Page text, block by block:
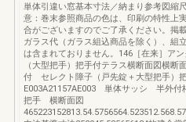
単体引違い窓基本寸法／納まり参考図縮
意：巻末参照商品の色は、印刷の特性上
合がございますのでご了承ください。掲
ガラス代（ガラス組込商品を除く）、組
は含まれておりません。146［在来］ア
（大型把手）把手付テラス横断面図横断
付 セレクト障子（戸先錠＋大型把手）
E003A21157AE003 単体サッシ 半外
把手 横断面図